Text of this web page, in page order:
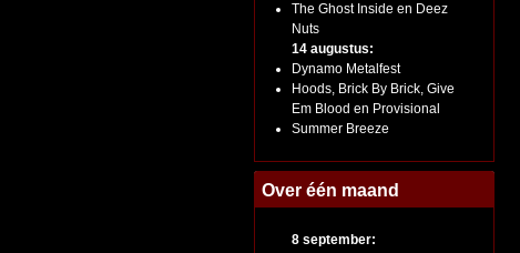
The Ghost Inside en Deez
Nuts
14 augustus:
Dynamo Metalfest
Hoods, Brick By Brick, Give
Em Blood en Provisional
Summer Breeze
Over één maand
8 september: